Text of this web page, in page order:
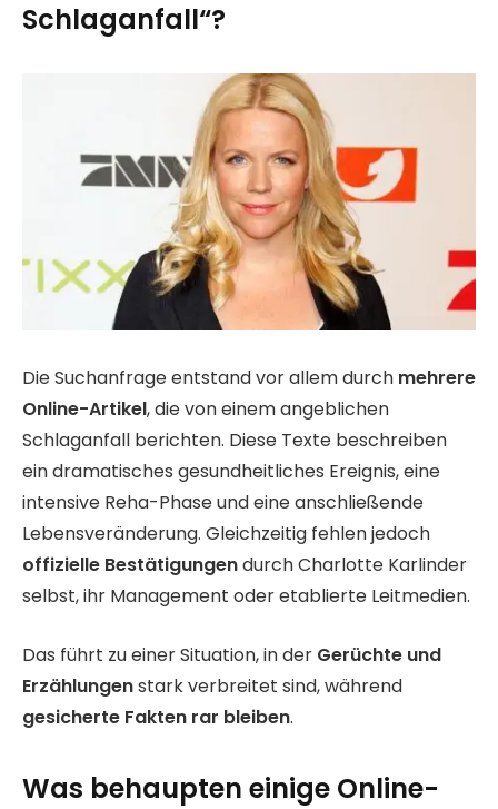
Schlaganfall“?
Die Suchanfrage entstand vor allem durch mehrere
Online-Artikel, die von einem angeblichen
Schlaganfall berichten. Diese Texte beschreiben
ein dramatisches gesundheitliches Ereignis, eine
intensive Reha-Phase und eine anschließende
Lebensveränderung. Gleichzeitig fehlen jedoch
offizielle Bestätigungendurch Charlotte Karlinder
selbst, ihr Management oder etablierte Leitmedien.
Das führt zu einer Situation, in der Gerüchte und
Erzählungenstark verbreitet sind, während
gesicherte Fakten rar bleiben.
Was behaupten einige Online-